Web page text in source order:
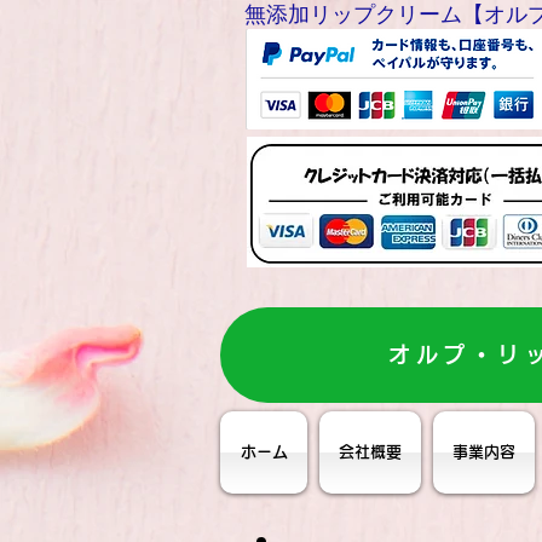
無添加リップクリーム【オル
オルプ・リ
ホーム 会社概要 事業内容